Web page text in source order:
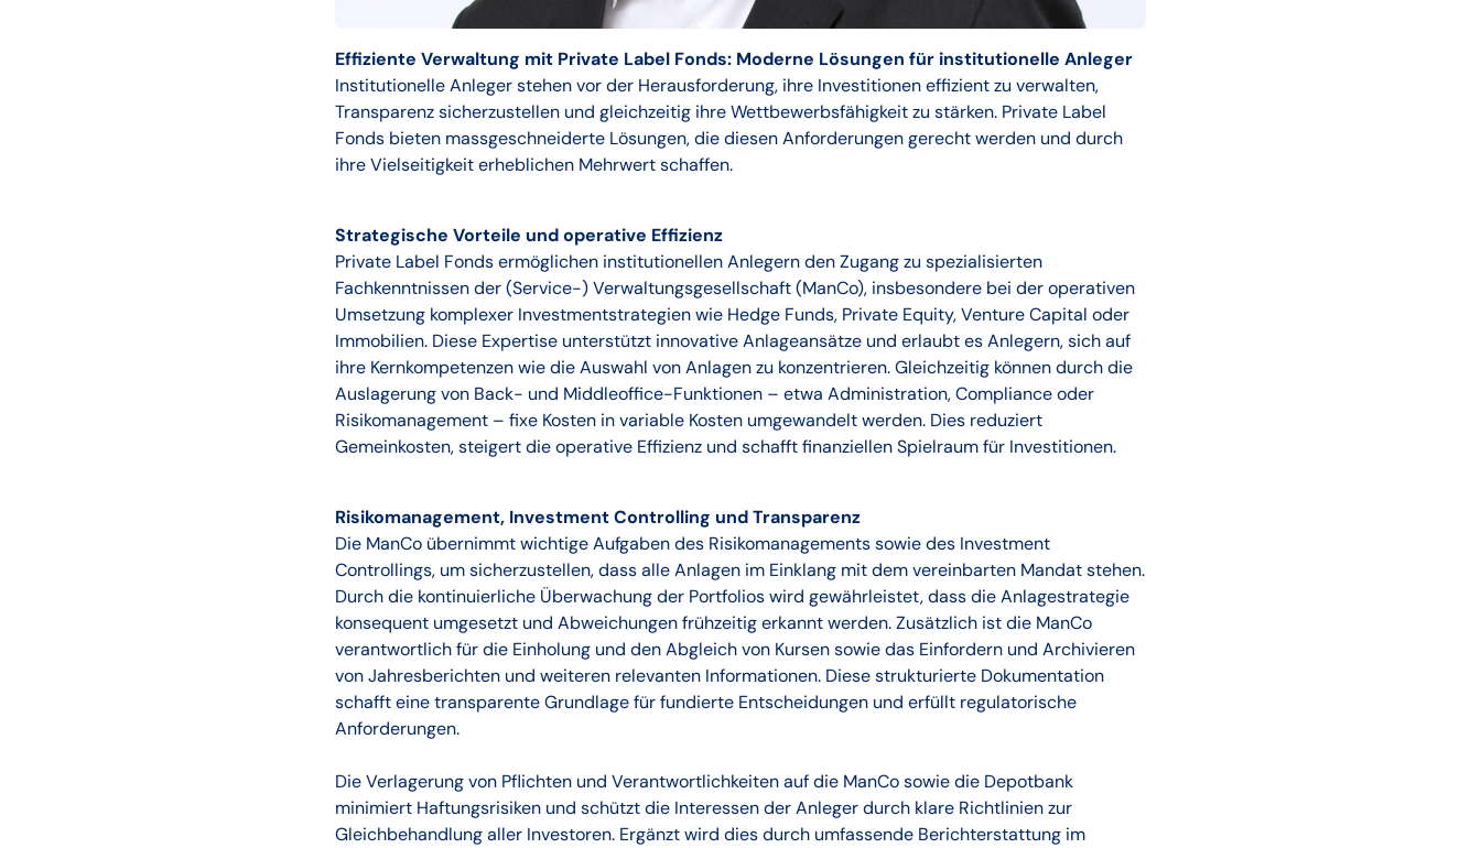
Effiziente Verwaltung mit Private Label Fonds: Moderne Lösungen für institutionelle Anleger
Institutionelle Anleger stehen vor der Herausforderung, ihre Investitionen effizient zu verwalten,
Transparenz sicherzustellen und gleichzeitig ihre Wettbewerbsfähigkeit zu stärken. Private Label
Fonds bieten massgeschneiderte Lösungen, die diesen Anforderungen gerecht werden und durch
ihre Vielseitigkeit erheblichen Mehrwert schaffen.
Strategische Vorteile und operative Effizienz
Private Label Fonds ermöglichen institutionellen Anlegern den Zugang zu spezialisierten
Fachkenntnissen der (Service-) Verwaltungsgesellschaft (ManCo), insbesondere bei der operativen
Umsetzung komplexer Investmentstrategien wie Hedge Funds, Private Equity, Venture Capital oder
Immobilien. Diese Expertise unterstützt innovative Anlageansätze und erlaubt es Anlegern, sich auf
ihre Kernkompetenzen wie die Auswahl von Anlagen zu konzentrieren. Gleichzeitig können durch die
Auslagerung von Back- und Middleoffice-Funktionen – etwa Administration, Compliance oder
Risikomanagement – fixe Kosten in variable Kosten umgewandelt werden. Dies reduziert
Gemeinkosten, steigert die operative Effizienz und schafft finanziellen Spielraum für Investitionen.
Risikomanagement, Investment Controlling und Transparenz
Die ManCo übernimmt wichtige Aufgaben des Risikomanagements sowie des Investment
Controllings, um sicherzustellen, dass alle Anlagen im Einklang mit dem vereinbarten Mandat stehen.
Durch die kontinuierliche Überwachung der Portfolios wird gewährleistet, dass die Anlagestrategie
konsequent umgesetzt und Abweichungen frühzeitig erkannt werden. Zusätzlich ist die ManCo
verantwortlich für die Einholung und den Abgleich von Kursen sowie das Einfordern und Archivieren
von Jahresberichten und weiteren relevanten Informationen. Diese strukturierte Dokumentation
schafft eine transparente Grundlage für fundierte Entscheidungen und erfüllt regulatorische
Anforderungen.
Die Verlagerung von Pflichten und Verantwortlichkeiten auf die ManCo sowie die Depotbank
minimiert Haftungsrisiken und schützt die Interessen der Anleger durch klare Richtlinien zur
Gleichbehandlung aller Investoren. Ergänzt wird dies durch umfassende Berichterstattung im